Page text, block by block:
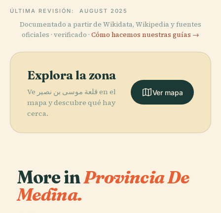
ÚLTIMA REVISIÓN: AUGUST 2025
Documentado a partir de Wikidata, Wikipedia y fuentes
oficiales · verificado · Cómo hacemos nuestras guías →
Explora la zona
Ve قلعة موسى بن نصير en el
mapa y descubre qué hay
cerca.
Ver mapa
More inProvincia De
Medina.